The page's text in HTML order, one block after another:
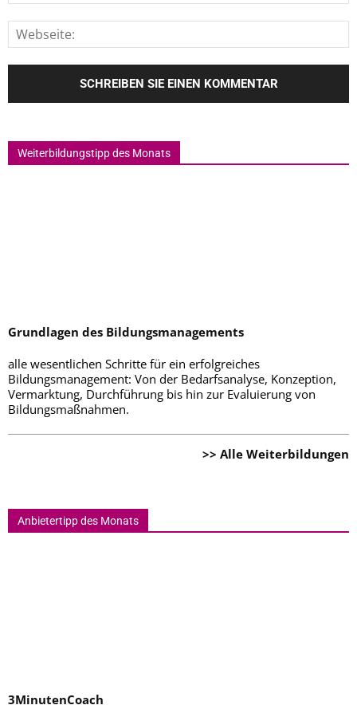
Weiterbildungstipp des Monats
Grundlagen des Bildungsmanagements
alle wesentlichen Schritte für ein erfolgreiches
Bildungsmanagement: Von der Bedarfsanalyse, Konzeption,
Vermarktung, Durchführung bis hin zur Evaluierung von
Bildungsmaßnahmen.
>> Alle Weiterbildungen
Anbietertipp des Monats
3MinutenCoach